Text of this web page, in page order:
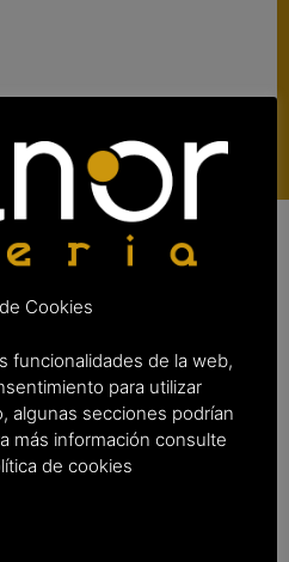
ley 925
Cookies
funcionalidades de la web,
para utilizar
algunas secciones podrían
más información consulte
de cookies